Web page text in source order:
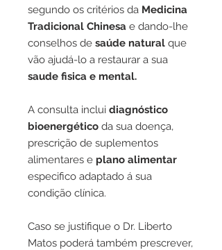
segundo os critérios da Medicina
Tradicional Chinesa e dando-lhe
conselhos de saúde natural que
vão ajudá-lo a restaurar a sua
saude fisica e mental.
A consulta inclui diagnóstico
bioenergético da sua doença,
prescrição de suplementos
alimentares e plano alimentar
especifico adaptado á sua
condição clínica.
Caso se justifique o Dr. Liberto
Matos poderá também prescrever,